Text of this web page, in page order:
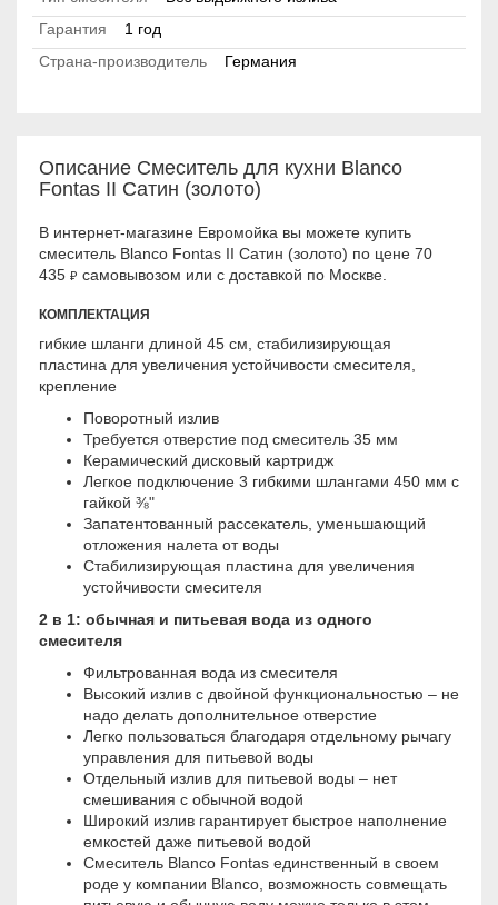
Гарантия
1 год
Страна-производитель
Германия
Описание Смеситель для кухни Blanco
Fontas II Сатин (золото)
В интернет-магазине Евромойка вы можете купить
смеситель Blanco Fontas II Сатин (золото) по цене 70
435 ₽ самовывозом или с доставкой по Москве.
КОМПЛЕКТАЦИЯ
гибкие шланги длиной 45 см, стабилизирующая
пластина для увеличения устойчивости смесителя,
крепление
Поворотный излив
Требуется отверстие под смеситель 35 мм
Керамический дисковый картридж
Легкое подключение 3 гибкими шлангами 450 мм с
гайкой ⅜"
Запатентованный рассекатель, уменьшающий
отложения налета от воды
Стабилизирующая пластина для увеличения
устойчивости смесителя
2 в 1: обычная и питьевая вода из одного
смесителя
Фильтрованная вода из смесителя
Высокий излив с двойной функциональностью – не
надо делать дополнительное отверстие
Легко пользоваться благодаря отдельному рычагу
управления для питьевой воды
Отдельный излив для питьевой воды – нет
смешивания с обычной водой
Широкий излив гарантирует быстрое наполнение
емкостей даже питьевой водой
Смеситель Blanco Fontas единственный в своем
роде у компании Blanco, возможность совмещать